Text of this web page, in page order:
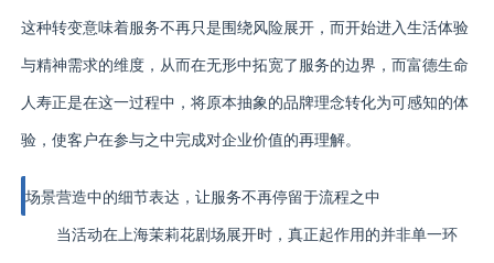
这种转变意味着服务不再只是围绕风险展开，而开始进入生活体验
与精神需求的维度，从而在无形中拓宽了服务的边界，而富德生命
人寿正是在这一过程中，将原本抽象的品牌理念转化为可感知的体
验，使客户在参与之中完成对企业价值的再理解。
场景营造中的细节表达，让服务不再停留于流程之中
当活动在上海茉莉花剧场展开时，真正起作用的并非单一环